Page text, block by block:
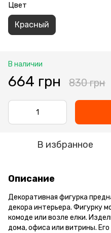
Цвет
Красный
В наличии
664 грн 830 грн
В избранное
Описание
Декоративная фигурка
декора интерьера. Фигурку
комоде или возле елки.
дома, офиса или витрины.